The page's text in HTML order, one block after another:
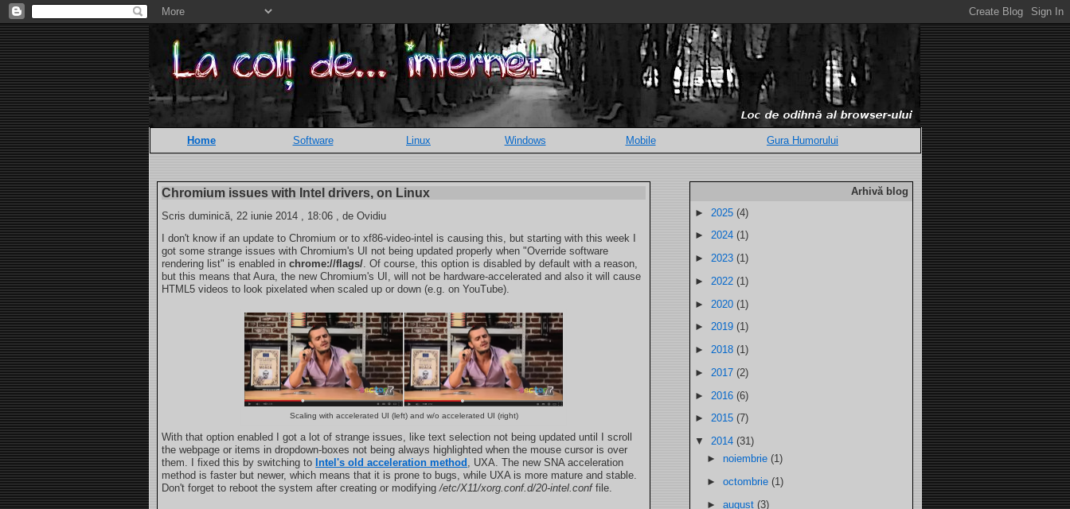
Home Software Linux Windows Mobile Gura Humorului
Chromium issues with Intel drivers, on Linux
Scris duminică, 22 iunie 2014 , 18:06 , de Ovidiu
I don't know if an update to Chromium or to xf86-video-intel is causing this, but starting with this week I
got some strange issues with Chromium's UI not being updated properly when "Override software
rendering list" is enabled inchrome://flags/ . Of course, this option is disabled by default with a reason,
but this means that Aura, the new Chromium's UI, will not be hardware-accelerated and also it will cause
HTML5 videos to look pixelated when scaled up or down (e.g. on YouTube).
Scaling with accelerated UI (left) and w/o accelerated UI (right)
With that option enabled I got a lot of strange issues, like text selection not being updated until I scroll
the webpage or items in dropdown-boxes not being always highlighted when the mouse cursor is over
them. I fixed this by switching to Intel's old acceleration method , UXA. The new SNA acceleration
method is faster but newer, which means that it is prone to bugs, while UXA is more mature and stable.
Don't forget to reboot the system after creating or modifying/etc/X11/xorg.conf.d/20-intel.conffile.
Arhivă blog
► 2025 (4)
► 2024 (1)
► 2023 (1)
► 2022 (1)
► 2020 (1)
► 2019 (1)
► 2018 (1)
► 2017 (2)
► 2016 (6)
► 2015 (7)
▼ 2014 (31)
►noiembrie(1)
►octombrie(1)
►august(3)